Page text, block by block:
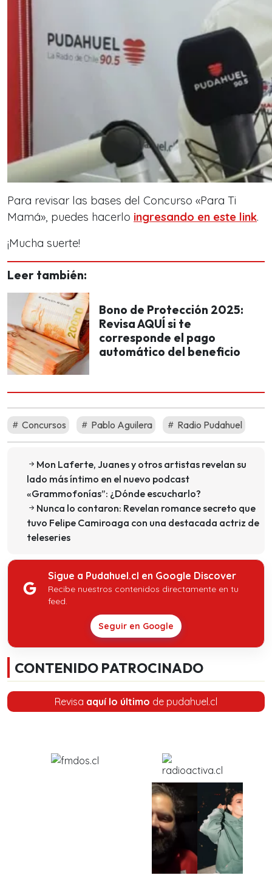
Para revisar las bases del Concurso «Para Ti
Mamá», puedes hacerlo ingresando en este link.
¡Mucha suerte!
Leer también:
Bono de Protección 2025:
Revisa AQUÍ si te
corresponde el pago
automático del beneficio
Concursos Pablo Aguilera Radio Pudahuel
Mon Laferte, Juanes y otros artistas revelan su
lado más íntimo en el nuevo podcast
«Grammofonías”: ¿Dónde escucharlo?
Nunca lo contaron: Revelan romance secreto que
tuvo Felipe Camiroaga con una destacada actriz de
teleseries
Sigue a Pudahuel.cl en Google Discover
Recibe nuestros contenidos directamente en tu
feed.
Seguir en Google
CONTENIDO PATROCINADO
Revisa aquí lo último de pudahuel.cl